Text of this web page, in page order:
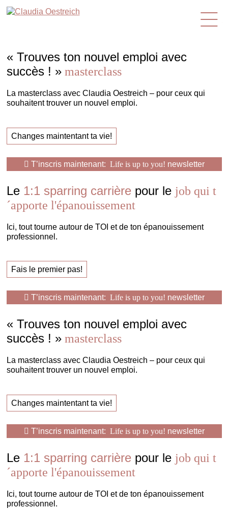
fr
« Trouves ton nouvel emploi avec
succès ! »masterclass
La masterclass avec Claudia Oestreich – pour ceux qui
souhaitent trouver un nouvel emploi.
Changes maintentant ta vie!
T’inscris maintenant: Life is up to you! newsletter
Le 1:1 sparring carrièrepour le job qui t
´apporte l'épanouissement
Ici, tout tourne autour de TOI et de ton épanouissement
professionnel.
Fais le premier pas!
T’inscris maintenant: Life is up to you! newsletter
« Trouves ton nouvel emploi avec
succès ! »masterclass
La masterclass avec Claudia Oestreich – pour ceux qui
souhaitent trouver un nouvel emploi.
Changes maintentant ta vie!
T’inscris maintenant: Life is up to you! newsletter
Le 1:1 sparring carrièrepour le job qui t
´apporte l'épanouissement
Ici, tout tourne autour de TOI et de ton épanouissement
professionnel.